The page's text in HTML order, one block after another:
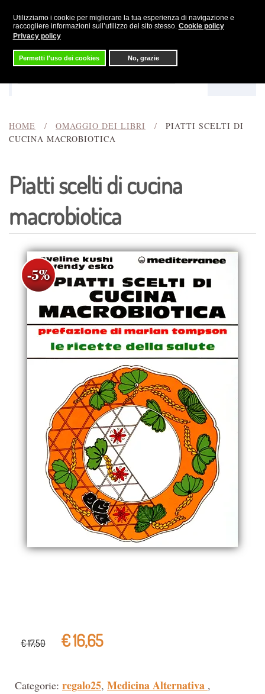
Utilizziamo i cookie per migliorare la tua esperienza di navigazione e
raccogliere informazioni sull’utilizzo del sito stesso. Cookie policy
Privacy policy
Permetti l'uso dei cookies No, grazie
Skip to main content
HOME OMAGGIO DEI LIBRI
PIATTI SCELTI DI
CUCINA MACROBIOTICA
Piatti scelti di cucina
macrobiotica
€ 17,50 € 16,65
Categorie: regalo25, Medicina Alternativa ,